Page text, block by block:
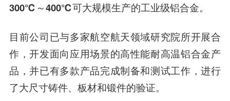
300℃～400℃可大规模生产的工业级铝合金。
目前公司已与多家航空航天领域研究院所开展合
作，开发面向应用场景的高性能耐高温铝合金产
品，并已有多款产品完成制备和测试工作，进行
了大尺寸铸件、板材和锻件的验证。